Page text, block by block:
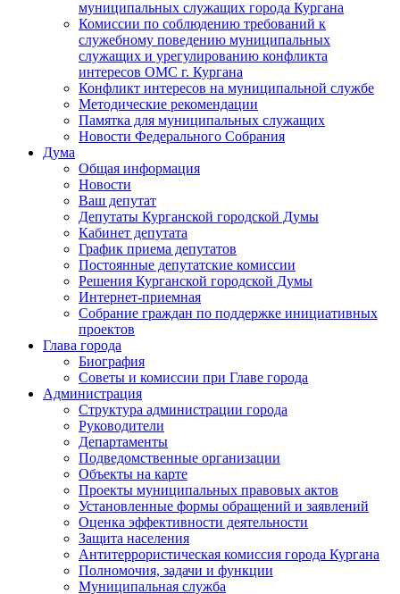
муниципальных служащих города Кургана
Комиссии по соблюдению требований к
служебному поведению муниципальных
служащих и урегулированию конфликта
интересов ОМС г. Кургана
Конфликт интересов на муниципальной службе
Методические рекомендации
Памятка для муниципальных служащих
Новости Федерального Cобрания
Дума
Общая информация
Новости
Ваш депутат
Депутаты Курганской городской Думы
Кабинет депутата
График приема депутатов
Постоянные депутатские комиссии
Решения Курганской городской Думы
Интернет-приемная
Собрание граждан по поддержке инициативных
проектов
Глава города
Биография
Советы и комиссии при Главе города
Администрация
Структура администрации города
Руководители
Департаменты
Подведомственные организации
Объекты на карте
Проекты муниципальных правовых актов
Установленные формы обращений и заявлений
Оценка эффективности деятельности
Защита населения
Антитеррористическая комиссия города Кургана
Полномочия, задачи и функции
Муниципальная служба